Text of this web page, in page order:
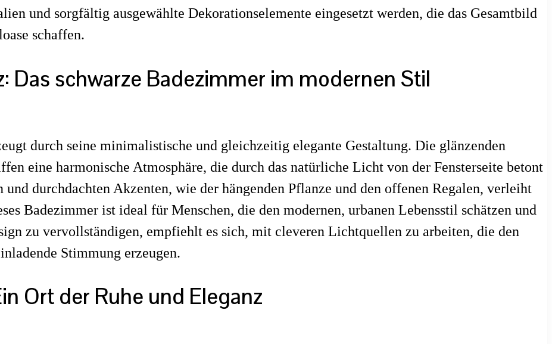
und sorgfältig ausgewählte Dekorationselemente eingesetzt werden, die das Gesamtbild
schaffen.
Das schwarze Badezimmer im modernen Stil
durch seine minimalistische und gleichzeitig elegante Gestaltung. Die glänzenden
eine harmonische Atmosphäre, die durch das natürliche Licht von der Fensterseite betont
durchdachten Akzenten, wie der hängenden Pflanze und den offenen Regalen, verleiht
Badezimmer ist ideal für Menschen, die den modernen, urbanen Lebensstil schätzen und
zu vervollständigen, empfiehlt es sich, mit cleveren Lichtquellen zu arbeiten, die den
Stimmung erzeugen.
Ort der Ruhe und Eleganz